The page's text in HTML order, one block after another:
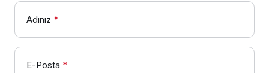
Adınız *
E-Posta *